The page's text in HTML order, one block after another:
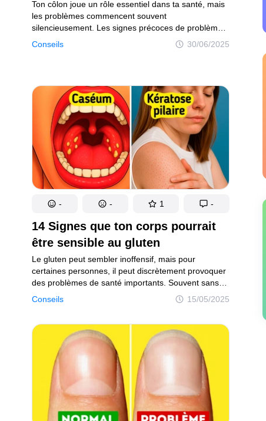
Conseils 30/06/2025
Ton côlon joue un rôle essentiel dans ta santé, mais
les problèmes commencent souvent
silencieusement. Les signes précoces de problèmes
graves comme le cancer du côlon peuvent être
faciles à manquer. Surveille ces cinq signaux
14 Signes que ton corps pourrait
être sensible au gluten
Conseils 15/05/2025
Le gluten peut sembler inoffensif, mais pour
certaines personnes, il peut discrètement provoquer
des problèmes de santé importants. Souvent sans
signes avant-coureurs évidents, ses effets peuvent
passer inaperçus, causant potentiellement des
corps réagit au gluten est essentiel pour protéger ton
bien-être global.
- - 1 -
Politique de confidentialité Politique de droit d'auteur